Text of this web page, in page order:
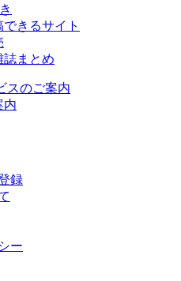
きるサイト
誌まとめ
スのご案内
内
録
ー